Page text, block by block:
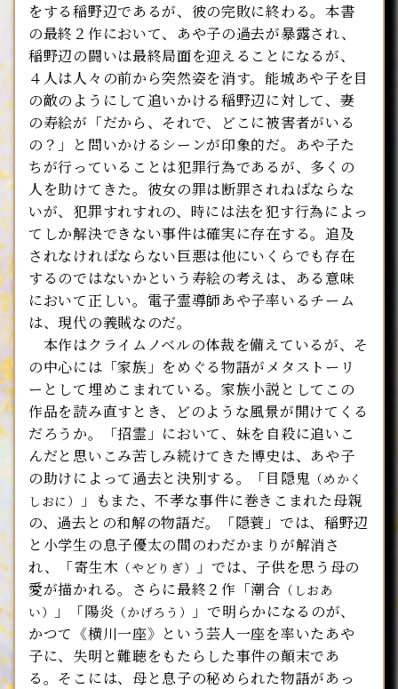
をする稲野辺であるが、彼の完敗に終わる。本書
の最終２作において、あや子の過去が暴露され、
稲野辺の闘いは最終局面を迎えることになるが、
４人は人々の前から突然姿を消す。能城あや子を目
の敵のようにして追いかける稲野辺に対して、妻
の寿絵が「だから、それで、どこに被害者がいる
の？」と問いかけるシーンが印象的だ。あや子た
ちが行っていることは犯罪行為であるが、多くの
人を助けてきた。彼女の罪は断罪されねばならな
いが、犯罪すれすれの、時には法を犯す行為によっ
てしか解決できない事件は確実に存在する。追及
されなければならない巨悪は他にいくらでも存在
するのではないかという寿絵の考えは、ある意味
において正しい。電子霊導師あや子率いるチーム
は、現代の義賊なのだ。
本作はクライムノベルの体裁を備えているが、そ
の中心には「家族」をめぐる物語がメタストーリ
ーとして埋めこまれている。家族小説としてこの
作品を読み直すとき、どのような風景が開けてくる
だろうか。「招霊」において、妹を自殺に追いこ
んだと思いこみ苦しみ続けてきた博史は、あや子
の助けによって過去と決別する。「目隠鬼 （めかく
しおに）
」もまた、不孝な事件に巻きこまれた母親
の、過去との和解の物語だ。「隠蓑」では、稲野辺
と小学生の息子優太の間のわだかまりが解消さ
れ、「寄生木 （やどりぎ）
」では、子供を思う母の
愛が描かれる。さらに最終２作「潮合 （しおあ
い）
」「陽炎 （かげろう）
」で明らかになるのが、
かつて《横川一座》という芸人一座を率いたあや
子に、失明と難聴をもたらした事件の顛末であ
る。そこには、母と息子の秘められた物語があっ